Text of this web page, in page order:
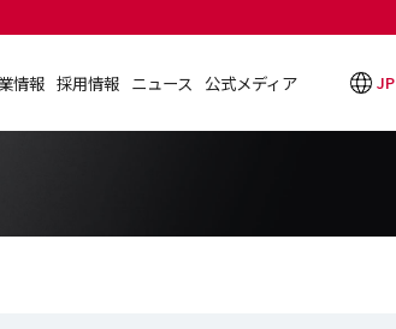
情報 採用情報 ニュース 公式メディア
JP